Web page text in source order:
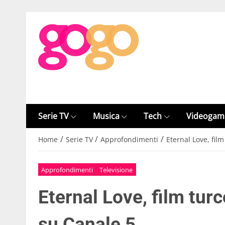
Serie TV Musica Tech
Home / Serie TV / Approfondimenti / Eternal Love,
Approfondimenti Televisione
Eternal Love, film